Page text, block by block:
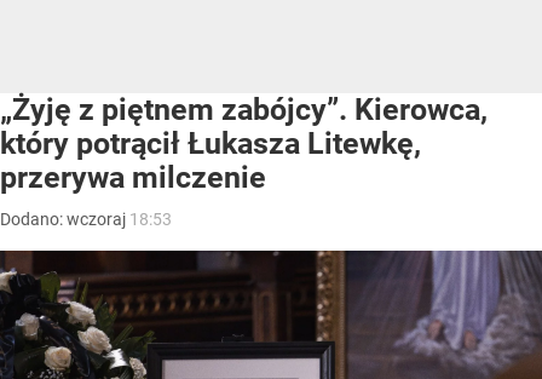
„Żyję z piętnem zabójcy”. Kierowca,
który potrącił Łukasza Litewkę,
przerywa milczenie
Dodano:wczoraj 18:53